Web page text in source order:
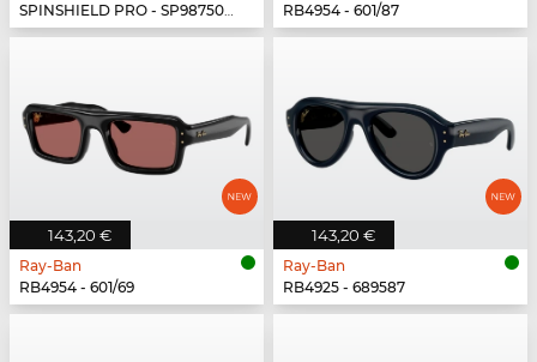
SPINSHIELD PRO - SP987502-N000
RB4954 - 601/87
143,20 €
Ray-Ban
RB4954 - 601/69
143,20 €
Ray-Ban
RB4925 - 689587